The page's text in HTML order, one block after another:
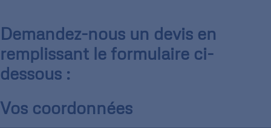
Demandez-nous un devis en
remplissant le formulaire ci-
dessous :
Vos coordonnées